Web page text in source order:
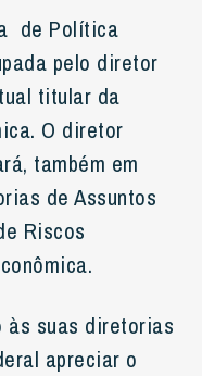
de Política
pelo diretor
titular da
O diretor
também em
de Assuntos
Riscos
suas diretorias
apreciar o